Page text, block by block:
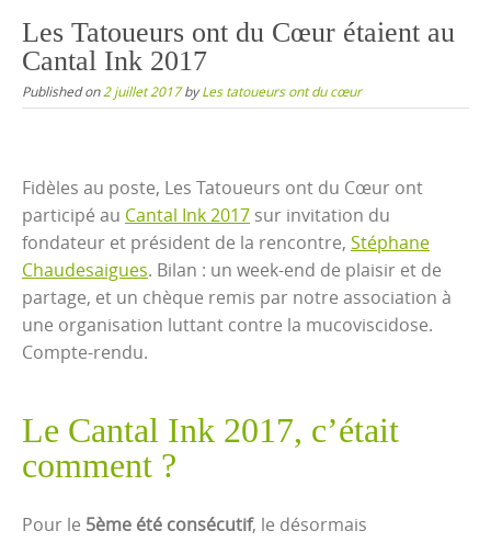
content
Les Tatoueurs ont du Cœur étaient au
Cantal Ink 2017
Published on2 juillet 2017byLes tatoueurs ont du cœur
Fidèles au poste, Les Tatoueurs ont du Cœur ont
participé au Cantal Ink 2017 sur invitation du
fondateur et président de la rencontre, Stéphane
Chaudesaigues. Bilan : un week-end de plaisir et de
partage, et un chèque remis par notre association à
une organisation luttant contre la mucoviscidose.
Compte-rendu.
Le Cantal Ink 2017, c’était
comment ?
Pour le 5ème été consécutif, le désormais